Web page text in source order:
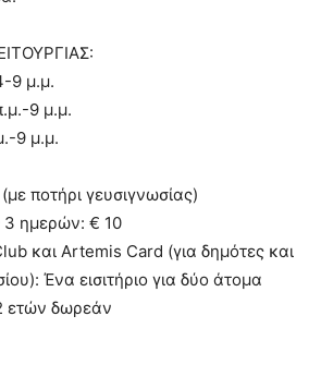
9 μ.μ.
9 μ.μ.
9 μ.μ.
ποτήρι γευσιγνωσίας)
3 ημερών: € 10
και Artemis Card (για δημότες και
Ένα εισιτήριο για δύο άτομα
ετών δωρεάν